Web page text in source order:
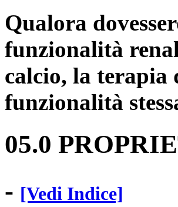
Qualora
funzionalità
calcio, la
funzionalità
05.0
- [Vedi Indice]